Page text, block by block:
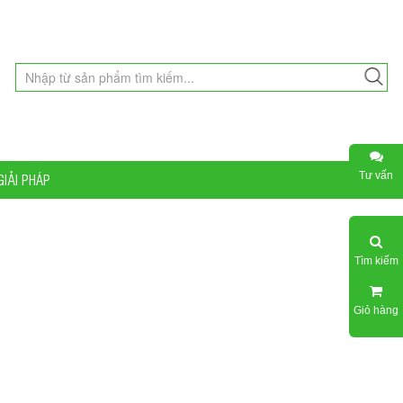
PHÁP Tư vấn
Tìm kiếm
Giỏ hàng